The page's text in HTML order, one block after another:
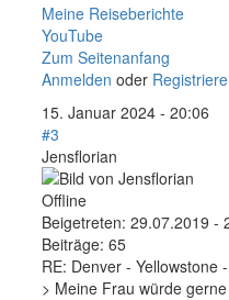
Meine Reiseberichte
YouTube
Zum Seitenanfang
Anmelden oder
15. Januar 2024 - 20:06
#3
Jensflorian
Offline
Beigetreten: 29.07.2019 -
Beiträge: 65
RE: Denver - Yellowstone
> Meine Frau würde